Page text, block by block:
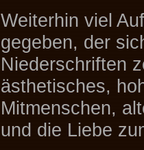
Weiterhin viel
gegeben, der
Niederschriften
ästhetisches,
Mitmenschen,
und die Liebe